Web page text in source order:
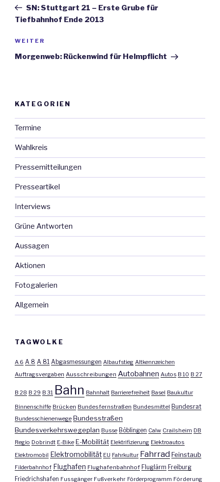
Beitrag
SN: Stuttgart 21 – Erste Grube für
Tiefbahnhof Ende 2013
Nächster
Beitrag
WEITER
Morgenweb: Rückenwind für Helmpflicht
KATEGORIEN
Termine
Wahlkreis
Pressemitteilungen
Presseartikel
Interviews
Grüne Antworten
Aussagen
Aktionen
Fotogalerien
Allgemein
TAGWOLKE
A 6 A 8 A 81 Abgasmessungen Albaufstieg Altkennzeichen
Auftragsvergaben Ausschreibungen Autobahnen Autos B 10 B 27
B 28 B 29 B 31 Bahn Bahnhalt Barrierefreiheit Basel Baukultur
Binnenschiffe Brücken Bundesfernstraßen Bundesmittel Bundesrat
Bundesschienenwege Bundesstraßen
Bundesverkehrswegeplan Busse Böblingen Calw Crailsheim DB
Regio Dobrindt E-Bike E-Mobilität Elektrifizierung Elektroautos
Elektromobil Elektromobilität EU Fahrkultur FahrradFeinstaub
Filderbahnhof Flughafen Flughafenbahnhof Fluglärm Freiburg
Friedrichshafen Fussgänger Fußverkehr Förderprogramm Förderung